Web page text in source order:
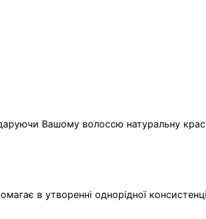
Вашому волоссю натуральну
в утворенні однорідної